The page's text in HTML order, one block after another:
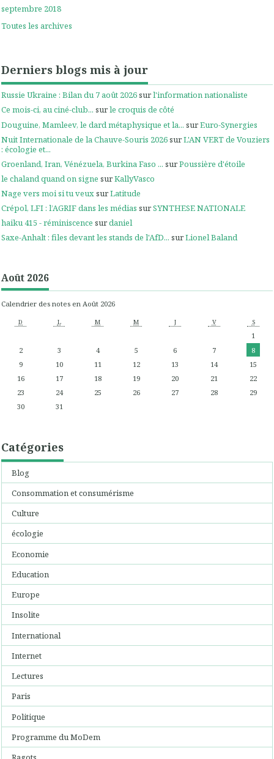
septembre 2018
Toutes les archives
Derniers blogs mis à jour
Russie Ukraine : Bilan du 7 août 2026surl'information nationaliste
Ce mois-ci, au ciné-club... surle croquis de côté
Douguine, Mamleev, le dard métaphysique et la... surEuro-Synergies
Nuit Internationale de la Chauve-Souris 2026surL'AN VERT de Vouziers
: écologie et...
Groenland, Iran, Vénézuela, Burkina Faso ... surPoussière d'étoile
le chaland quand on signe surKallyVasco
Nage vers moi si tu veuxsurLatitude
Crépol, LFI : l’AGRIF dans les médias surSYNTHESE NATIONALE
haiku 415 - réminiscence surdaniel
Saxe-Anhalt : files devant les stands de l'AfD... surLionel Baland
Août 2026
Calendrier des notes en Août 2026
D L M M J V S
1
2
3 4 5 6 7
8
9
10 11 12 13 14
15
16
17 18 19 20 21
22
23
24 25 26 27 28
29
30
31
Catégories
Blog
Consommation et consumérisme
Culture
écologie
Economie
Education
Europe
Insolite
International
Internet
Lectures
Paris
Politique
Programme du MoDem